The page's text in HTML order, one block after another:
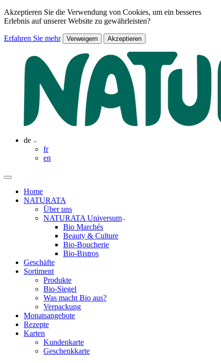
Akzeptieren Sie die Verwendung von Cookies, um ein besseres
Erlebnis auf unserer Website zu gewährleisten?
Erfahren Sie mehr Verweigern Akzeptieren
de
fr
en
Home
NATURATA
Über uns
NATURATA Universum
Bio Marchés
Beauty & Culture
Bio-Boucherie
Bio-Bistros
Geschäfte
Sortiment
Produkte
Bio-Siegel
Was macht Bio aus?
Verpackung
Monatsangebote
Rezepte
Karten
Kundenkarte
Geschenkkarte